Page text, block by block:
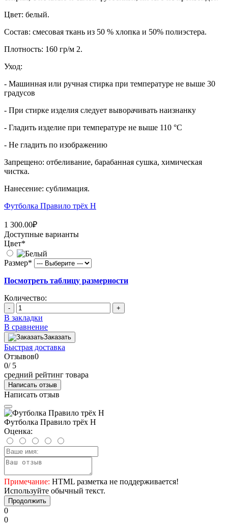
Цвет: белый.
Состав: смесовая ткань из 50 % хлопка и 50% полиэстера.
Плотность: 160 гр/м 2.
Уход:
- Машинная или ручная стирка при температуре не выше 30
градусов
- При стирке изделия следует выворачивать наизнанку
- Гладить изделие при температуре не выше 110 °C
- Не гладить по изображению
Запрещено: отбеливание, барабанная сушка, химическая
чистка.
Нанесение: сублимация.
Футболка Правило трёх Н
1 300.00₽
Доступные варианты
Цвет*
Размер*
Посмотреть таблицу размерности
Количество:
- +
В закладки
В сравнение
Заказать
Быстрая доставка
Отзывов0
0/ 5
средний рейтинг товара
Написать отзыв
Написать отзыв
Футболка Правило трёх Н
Оценка:
Примечание: HTML разметка не поддерживается!
Используйте обычный текст.
Продолжить
0
0